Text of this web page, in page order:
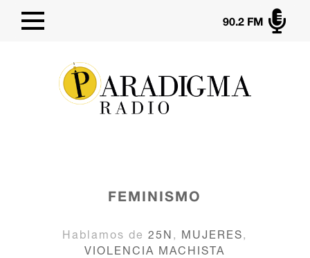

90.2 FM
FEMINISMO
Hablamos de25N , MUJERES,
VIOLENCIA MACHISTA